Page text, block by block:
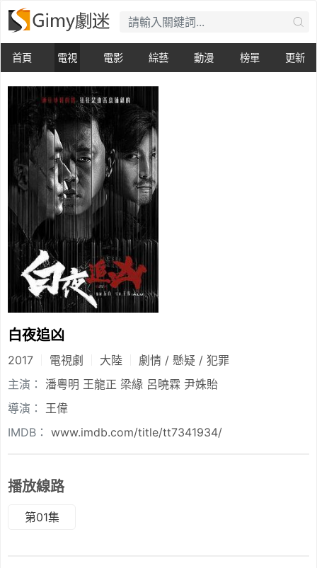
首頁 電視 電影 綜藝 動漫 榜單 更新
白夜追凶
2017 電視劇 大陸
劇情 / 懸疑 / 犯罪
主演： 潘粵明 王龍正 梁緣 呂曉霖 尹姝貽
導演：
王偉
IMDB： www.imdb.com/title/tt7341934/
播放線路
第01集